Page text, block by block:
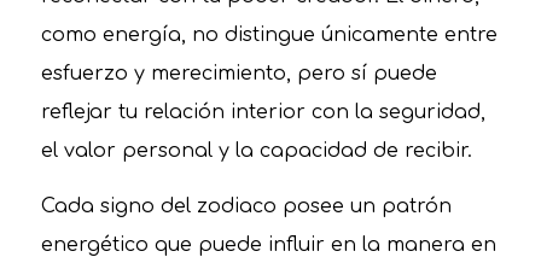
como energía, no distingue únicamente entre
esfuerzo y merecimiento, pero sí puede
reflejar tu relación interior con la seguridad,
el valor personal y la capacidad de recibir.
Cada signo del zodiaco posee un patrón
energético que puede influir en la manera en